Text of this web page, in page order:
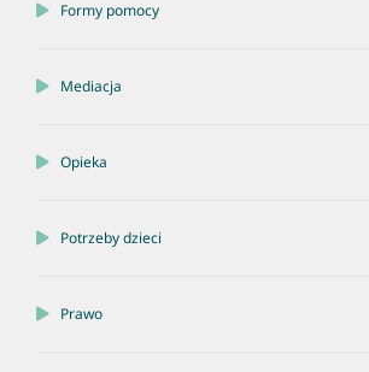
Formy pomocy
Mediacja
Opieka
Potrzeby dzieci
Prawo